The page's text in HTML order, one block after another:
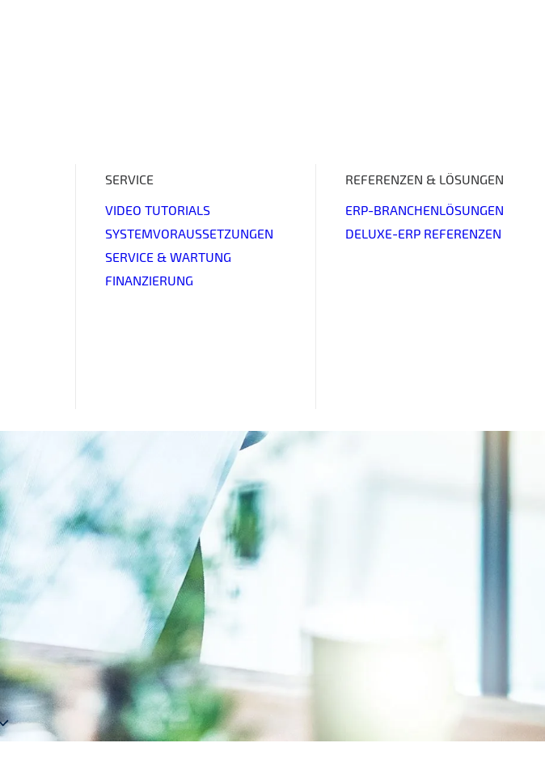
SERVICE
VIDEO TUTORIALS
SYSTEMVORAUSSETZUNGEN
SERVICE & WARTUNG
FINANZIERUNG
REFERENZEN & LÖSUNGEN
ERP-BRANCHENLÖSUNGEN
DELUXE-ERP REFERENZEN